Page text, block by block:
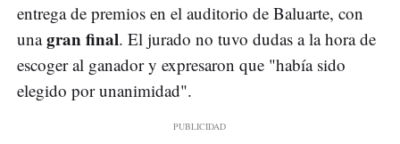
entrega de premios en el auditorio de Baluarte, con
unagran final. El jurado no tuvo dudas a la hora de
escoger al ganador y expresaron que "había sido
elegido por unanimidad".